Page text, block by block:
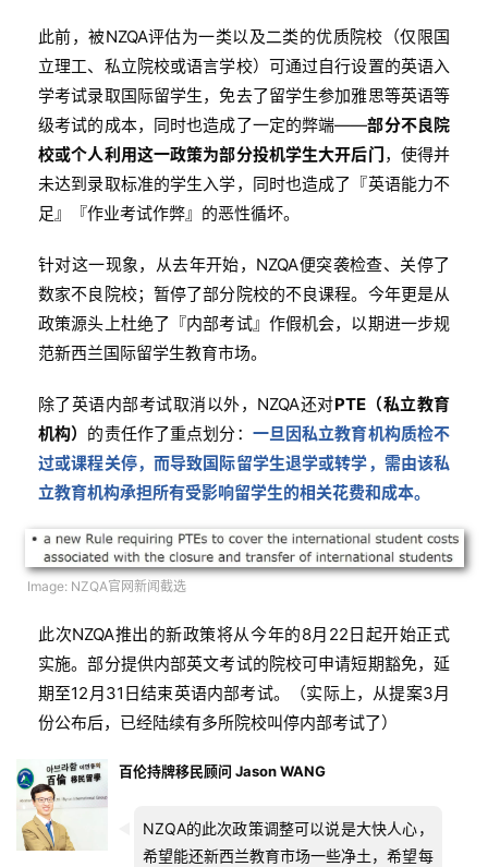
此前，被NZQA评估为一类以及二类的优质院校（仅限国
立理工、私立院校或语言学校）可通过自行设置的英语入
学考试录取国际留学生，免去了留学生参加雅思等英语等
级考试的成本，同时也造成了一定的弊端——部分不良院
校或个人利用这一政策为部分投机学生大开后门 ，使得并
未达到录取标准的学生入学，同时也造成了『英语能力不
足』『作业考试作弊』的恶性循坏。
针对这一现象，从去年开始，NZQA便突袭检查、关停了
数家不良院校；暂停了部分院校的不良课程。今年更是从
政策源头上杜绝了『内部考试』作假机会，以期进一步规
范新西兰国际留学生教育市场。
除了英语内部考试取消以外，NZQA还对PTE（私立教育
机构） 的责任作了重点划分： 一旦因私立教育机构质检不
过或课程关停，而导致国际留学生退学或转学，需由该私
立教育机构承担所有受影响留学生的相关花费和成本。
Image: NZQA官网新闻截选
此次NZQA推出的新政策将从今年的8月22日起开始正式
实施。部分提供内部英文考试的院校可申请短期豁免，延
期至12月31日结束英语内部考试。（实际上，从提案3月
份公布后，已经陆续有多所院校叫停内部考试了）
百伦持牌移民顾问 Jason WANG
NZQA的此次政策调整可以说是大快人心，
希望能还新西兰教育市场一些净土，希望每